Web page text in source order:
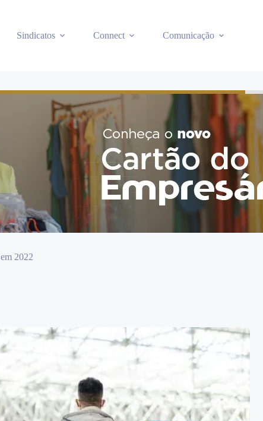
Sindicatos Connect Comunicação
2022